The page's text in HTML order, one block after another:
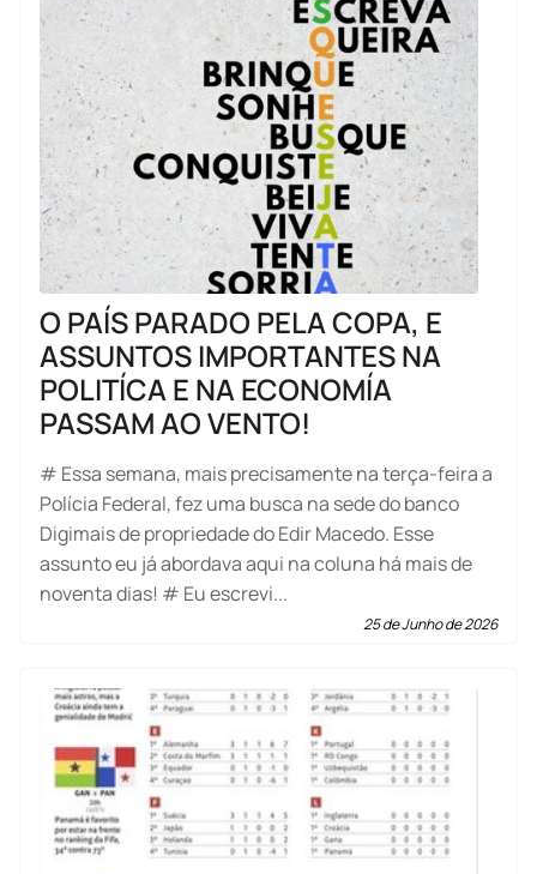
O PAÍS PARADO PELA COPA, E
ASSUNTOS IMPORTANTES NA
POLITÍCA E NA ECONOMÍA
PASSAM AO VENTO!
# Essa semana, mais precisamente na terça-feira a
Polícia Federal, fez uma busca na sede do banco
Digimais de propriedade do Edir Macedo. Esse
assunto eu já abordava aqui na coluna há mais de
noventa dias! # Eu escrevi...
25 de Junho de 2026